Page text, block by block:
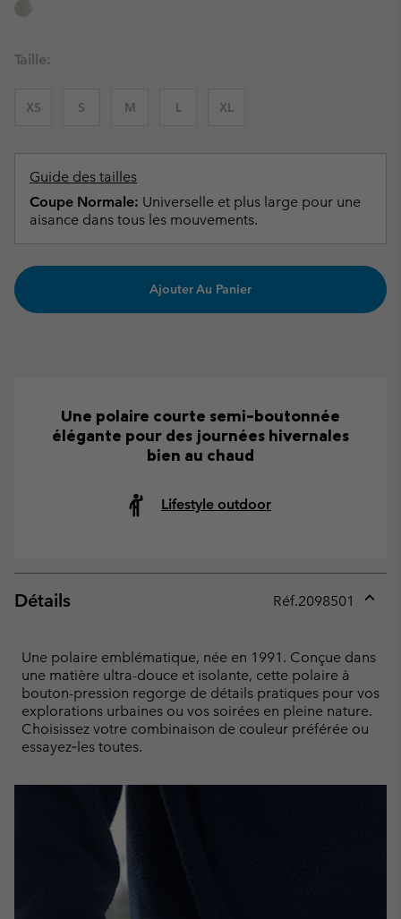
Taille:
XS S M L XL
Guide des tailles
Coupe Normale: Universelle et plus large pour une
aisance dans tous les mouvements.
Ajouter Au Panier
Une polaire courte semi-boutonnée
élégante pour des journées hivernales
bien au chaud
Lifestyle outdoor
Détails Réf.2098501
Une polaire emblématique, née en 1991. Conçue dans
une matière ultra-douce et isolante, cette polaire à
bouton-pression regorge de détails pratiques pour vos
explorations urbaines ou vos soirées en pleine nature.
Choisissez votre combinaison de couleur préférée ou
essayez‑les toutes.